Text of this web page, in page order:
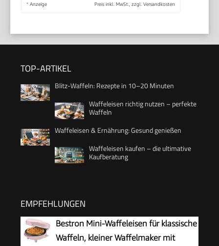
* Anzeige Preis inkl. MwSt., zzgl. Versandkosten
TOP-ARTIKEL
Blitz-Waffeln: Rezepte in 10–20 Minuten
Waffeleisen richtig nutzen – perfekte
Waffeln
Waffeleisen & Ernährung: Gesund genießen
Waffeleisen kaufen – die ultimative
Kaufberatung
EMPFEHLUNGEN
Bestron Mini-Waffeleisen für klassische
Waffeln, kleiner Waffelmaker mit